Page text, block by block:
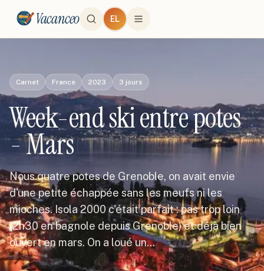
Vacanceo EL
Carnet France 2023 3 jours
Week-end ski entre potes
- Mars
Nous quatre potes de Grenoble, on avait envie
d'une petite échappée sans les meufs ni les
mioches. Isola 2000 c'était parfait : pas trop loin
(2h30 en bagnole depuis Grenoble) et déjà bien
ouvert en mars. On a loué un…